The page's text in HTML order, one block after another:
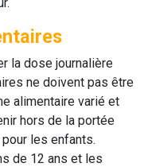
la dose journalière
ne doivent pas être
alimentaire varié et
hors de la portée
les enfants.
de 12 ans et les